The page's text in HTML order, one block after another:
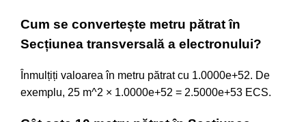
Cum se convertește metru pătrat în
Secțiunea transversală a electronului?
Înmulțiți valoarea în metru pătrat cu 1.0000e+52. De
exemplu, 25 m^2 × 1.0000e+52 = 2.5000e+53 ECS.